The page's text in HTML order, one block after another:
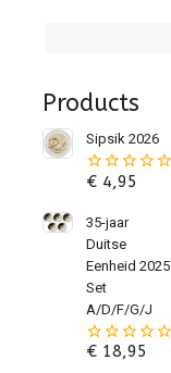
Products
Sipsik 2026
0
de
€4,95
35-jaar
Duitse
Eenheid 2025
Set
A/D/F/G/J
0
€18,95